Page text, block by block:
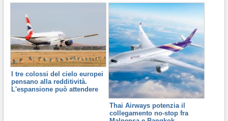
I tre colossi del cielo europei
pensano alla redditività.
L'espansione può attendere
Thai Airways potenzia il
collegamento no-stop fra